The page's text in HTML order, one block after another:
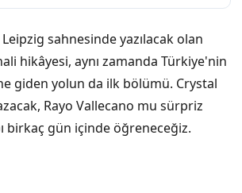
sahnesinde yazılacak olan
hikâyesi, aynı zamanda Türkiye'nin
giden yolun da ilk bölümü. Crystal
Rayo Vallecano mu sürpriz
birkaç gün içinde öğreneceğiz.